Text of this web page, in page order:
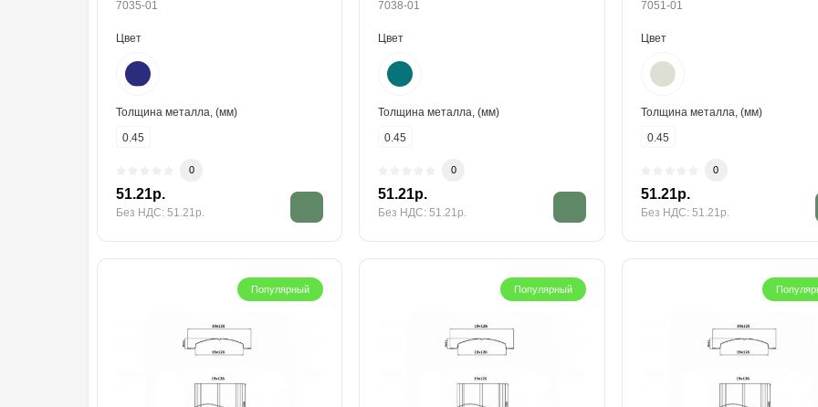
7035-01
Цвет
Толщина металла, (мм)
0.45
0
51.21р.
Без НДС: 51.21р.
7038-01
Цвет
Толщина металла, (мм)
0.45
0
51.21р.
Без НДС: 51.21р.
7051-01
Цвет
Толщина металла, (мм)
0.45
0
51.21р.
Без НДС: 51.21р.
Популярный Популярный